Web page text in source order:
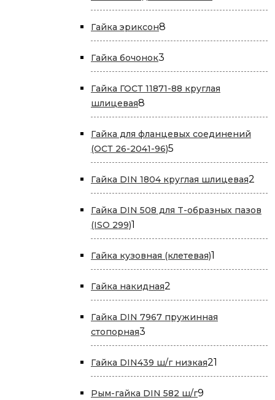
товара
Гайка эриксон8
товаров
Гайка бочонок3
товара
Гайка ГОСТ 11871-88 круглая
шлицевая8
товаров
Гайка для фланцевых соединений
(ОСТ 26-2041-96)5
товаров
Гайка DIN 1804 круглая шлицевая2
Гайка DIN 508 для T-образных пазов
(ISO 299)1
товар
Гайка кузовная (клетевая)1
товар
Гайка накидная2
товара
Гайка DIN 7967 пружинная
стопорная3
товара
Гайка DIN439 ш/г низкая21
товар
Рым-гайка DIN 582 ш/г9